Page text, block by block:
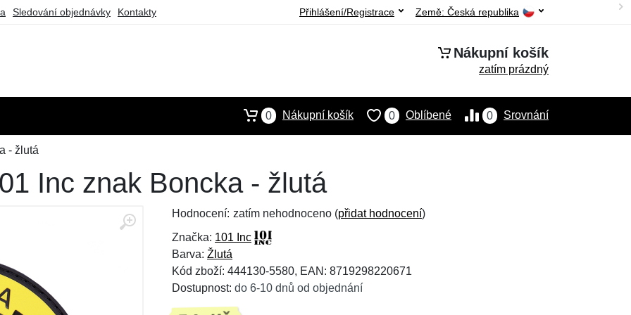
Sledování objednávky Kontakty Země: Česká republika
Přihlášení/Registrace
Nákupní košík
zatím prázdný
0 Srovnání
0 Oblíbené
0 Nákupní košík
- žlutá
Inc znak Boncka - žlutá
Hodnocení: zatím nehodnoceno (přidat hodnocení)
Značka: 101 Inc
Barva: Žlutá
Kód zboží: 444130-5580, EAN: 8719298220671
Dostupnost: do 6-10 dnů od objednání